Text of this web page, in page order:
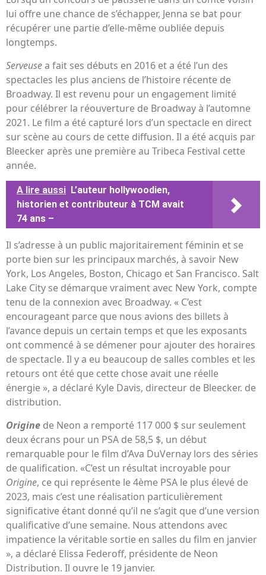
lui offre une chance de s’échapper, Jenna se bat pour
récupérer une partie d’elle-même oubliée depuis
longtemps.
Serveusea fait ses débuts en 2016 et a été l’un des
spectacles les plus anciens de l’histoire récente de
Broadway. Il est revenu pour un engagement limité
pour célébrer la réouverture de Broadway à l’automne
2021. Le film a été capturé lors d’un spectacle en direct
sur scène au cours de cette diffusion. Il a été acquis par
Bleecker après une première au Tribeca Festival cette
année.
A lire aussi L’auteur hollywoodien,
historien et contributeur à TCM avait
74 ans –
Il s’adresse à un public majoritairement féminin et se
porte bien sur les principaux marchés, à savoir New
York, Los Angeles, Boston, Chicago et San Francisco. Salt
Lake City se démarque vraiment avec New York, compte
tenu de la connexion avec Broadway. « C’est
encourageant parce que nous avions des billets à
l’avance depuis un certain temps et que les exposants
ont commencé à se démener pour ajouter des horaires
de spectacle. Il y a eu beaucoup de salles combles et les
retours ont été que cette chose avait une réelle
énergie », a déclaré Kyle Davis, directeur de Bleecker. de
distribution.
Origine de Neon a remporté 117 000 $ sur seulement
deux écrans pour un PSA de 58,5 $, un début
remarquable pour le film d’Ava DuVernay lors des séries
de qualification. «C’est un résultat incroyable pour
Origine, ce qui représente le 4ème PSA le plus élevé de
2023, mais c’est une réalisation particulièrement
significative étant donné qu’il ne s’agit que d’une version
qualificative d’une semaine. Nous attendons avec
impatience la véritable sortie en salles du film en janvier
», a déclaré Elissa Federoff, présidente de Neon
Distribution. Il ouvre le 19 janvier.